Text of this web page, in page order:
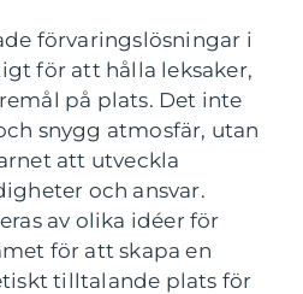
förvaringslösningar i
för att hålla leksaker,
på plats. Det inte
snygg atmosfär, utan
att utveckla
och ansvar.
av olika idéer för
för att skapa en
tilltalande plats för